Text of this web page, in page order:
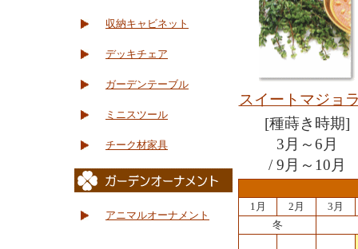
収納キャビネット
デッキチェア
ガーデンテーブル
ミニスツール
チーク材家具
アニマルオーナメント
スイートマジョ
[種蒔き時期]
3月～6月
/ 9月～10月
1月 2月
3月
冬